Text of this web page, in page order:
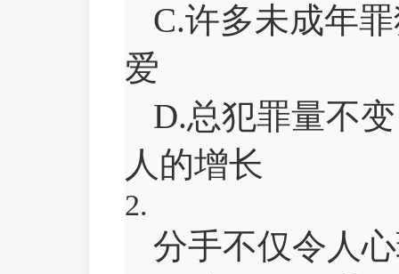
C.许多未成年
爱
D.总犯罪量不
人的增长
2.
分手不仅令人